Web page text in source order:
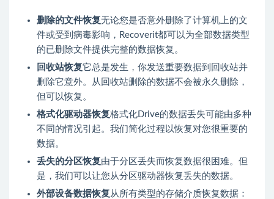
删除的文件恢复无论您是否意外删除了计算机上的文
件或受到病毒影响，Recoverit都可以为全部数据类型
的已删除文件提供完整的数据恢复。
回收站恢复它总是发生，你发送重要数据到回收站并
删除它意外。从回收站删除的数据不会被永久删除，
但可以恢复。
格式化驱动器恢复格式化Drive的数据丢失可能由多种
不同的情况引起。我们简化过程以恢复对您很重要的
数据。
丢失的分区恢复 由于分区丢失而恢复数据很困难。但
是，我们可以让您从分区驱动器恢复丢失的数据。
外部设备数据恢复 从所有类型的存储介质恢复数据：